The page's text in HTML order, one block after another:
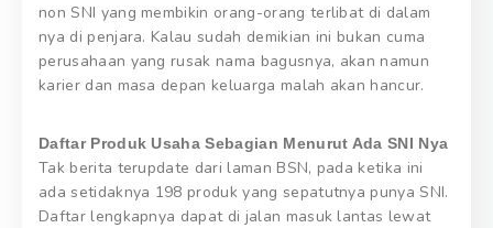
non SNI yang membikin orang-orang terlibat di dalam
nya di penjara. Kalau sudah demikian ini bukan cuma
perusahaan yang rusak nama bagusnya, akan namun
karier dan masa depan keluarga malah akan hancur.
Daftar Produk Usaha Sebagian Menurut Ada SNI Nya
Tak berita terupdate dari laman BSN, pada ketika ini
ada setidaknya 198 produk yang sepatutnya punya SNI.
Daftar lengkapnya dapat di jalan masuk lantas lewat